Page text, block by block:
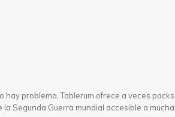
hay problema, Tablerum ofrece a veces
Segunda Guerra mundial accesible a mucha